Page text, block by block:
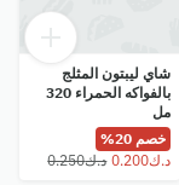
شاي ليبتون المثلج
بالفواكه الحمراء 320
مل
خصم 20%
⁦د.ك0.250⁩